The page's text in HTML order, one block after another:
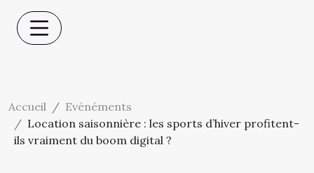
Accueil
Evénéments
Location saisonnière : les sports d’hiver profitent-
ils vraiment du boom digital ?